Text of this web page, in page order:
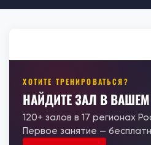
ХОТИТЕ ТРЕНИРОВАТЬСЯ?
НАЙДИТЕ ЗАЛ В
120+ залов в 17 регионах
Первое занятие —